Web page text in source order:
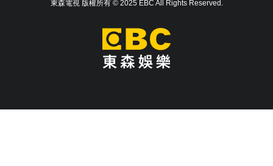
東森電視 版權所有 © 2025 EBC All Rights Reserved.